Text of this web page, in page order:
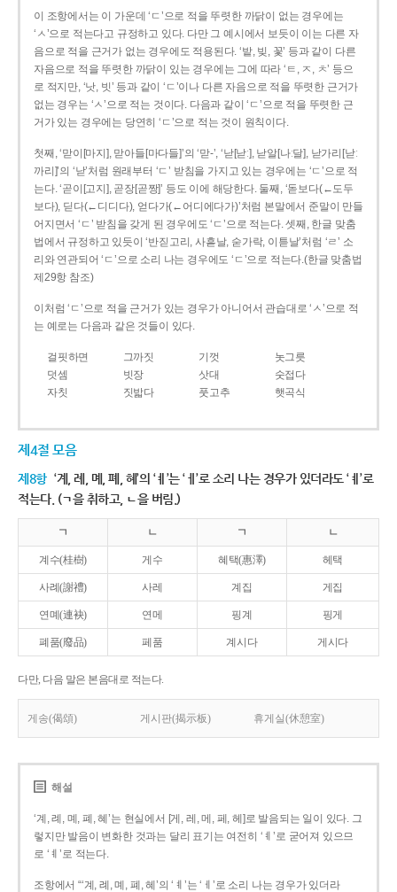
이 조항에서는 이 가운데 ‘ㄷ’으로 적을 뚜렷한 까닭이 없는 경우에는
‘ㅅ’으로 적는다고 규정하고 있다. 다만 그 예시에서 보듯이 이는 다른 자
음으로 적을 근거가 없는 경우에도 적용된다. ‘밭, 빚, 꽃’ 등과 같이 다른
자음으로 적을 뚜렷한 까닭이 있는 경우에는 그에 따라 ‘ㅌ, ㅈ, ㅊ’ 등으
로 적지만, ‘낫, 빗’ 등과 같이 ‘ㄷ’이나 다른 자음으로 적을 뚜렷한 근거가
없는 경우는 ‘ㅅ’으로 적는 것이다. 다음과 같이 ‘ㄷ’으로 적을 뚜렷한 근
거가 있는 경우에는 당연히 ‘ㄷ’으로 적는 것이 원칙이다.
첫째, ‘맏이[마지], 맏아들[마다들]’의 ‘맏-’, ‘낟[낟ː], 낟알[나ː달], 낟가리[낟ː
까리]’의 ‘낟’처럼 원래부터 ‘ㄷ’ 받침을 가지고 있는 경우에는 ‘ㄷ’으로 적
는다. ‘곧이[고지], 곧장[곧짱]’ 등도 이에 해당한다. 둘째, ‘돋보다(←도두
보다), 딛다(←디디다), 얻다가(←어디에다가)’처럼 본말에서 준말이 만들
어지면서 ‘ㄷ’ 받침을 갖게 된 경우에도 ‘ㄷ’으로 적는다. 셋째, 한글 맞춤
법에서 규정하고 있듯이 ‘반짇고리, 사흗날, 숟가락, 이튿날’처럼 ‘ㄹ’ 소
리와 연관되어 ‘ㄷ’으로 소리 나는 경우에도 ‘ㄷ’으로 적는다.(한글 맞춤법
제29항 참조)
이처럼 ‘ㄷ’으로 적을 근거가 있는 경우가 아니어서 관습대로 ‘ㅅ’으로 적
는 예로는 다음과 같은 것들이 있다.
걸핏하면 그까짓 기껏
놋그릇
덧셈
빗장 삿대
숫접다
자칫
짓밟다 풋고추 햇곡식
제4절 모음
제8항 ‘계, 례, 몌, 폐, 혜’의 ‘ㅖ’는 ‘ㅔ’로 소리 나는 경우가 있더라도 ‘ㅖ’로
적는다. (ㄱ을 취하고, ㄴ을 버림.)
ㄱ ㄴ ㄱ ㄴ
계수(桂樹) 게수 혜택(惠澤) 헤택
사례(謝禮) 사레 계집 게집
연몌(連袂) 연메 핑계 핑게
폐품(廢品) 페품 계시다 게시다
다만, 다음 말은 본음대로 적는다.
게송(偈頌) 게시판(揭示板) 휴게실(休憩室)
해설
‘계, 례, 몌, 폐, 혜’는 현실에서 [게, 레, 메, 페, 헤]로 발음되는 일이 있다. 그
렇지만 발음이 변화한 것과는 달리 표기는 여전히 ‘ㅖ’로 굳어져 있으므
로 ‘ㅖ’로 적는다.
조항에서 “‘계, 례, 몌, 폐, 혜’의 ‘ㅖ’는 ‘ㅔ’로 소리 나는 경우가 있더라